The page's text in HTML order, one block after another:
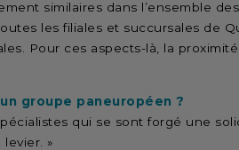
similaires dans l’ensemble
les filiales et succursales de
Pour ces aspects-là, la
groupe paneuropéen ?
qui se sont forgé une
»